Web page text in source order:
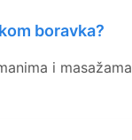
boravka?
i masažama